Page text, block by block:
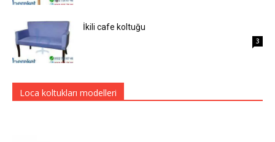
İkili cafe koltuğu
3
Loca koltukları modelleri